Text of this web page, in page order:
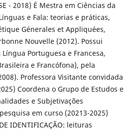
- 2018) É Mestra em Ciências da
e Fala: teorias e práticas,
Génerales et Appliquées,
Nouvelle (2012). Possui
Portuguesa e Francesa,
e Francófona), pela
Professora Visitante convidada
Coordena o Grupo de Estudos e
e Subjetivações
em curso (20213-2025)
IDENTIFICAÇÃO: leituras